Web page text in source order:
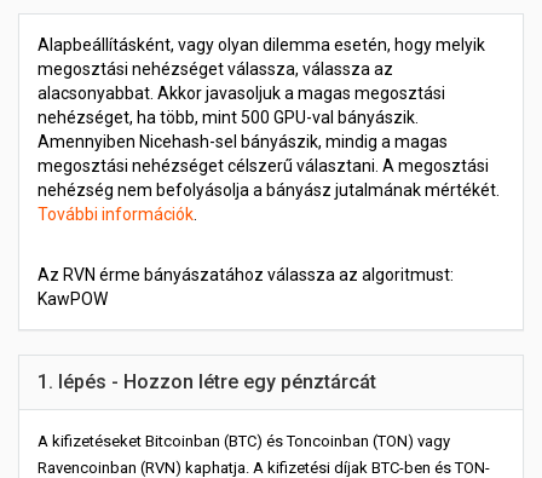
Alapbeállításként, vagy olyan dilemma esetén, hogy melyik
megosztási nehézséget válassza, válassza az
alacsonyabbat. Akkor javasoljuk a magas megosztási
nehézséget, ha több, mint 500 GPU-val bányászik.
Amennyiben Nicehash-sel bányászik, mindig a magas
megosztási nehézséget célszerű választani. A megosztási
nehézség nem befolyásolja a bányász jutalmának mértékét.
További információk
Az RVN érme bányászatához válassza az algoritmust:
KawPOW
1. lépés - Hozzon létre egy pénztárcát
A kifizetéseket Bitcoinban (BTC) és Toncoinban (TON) vagy
Ravencoinban (RVN) kaphatja. A kifizetési díjak BTC-ben és TON-